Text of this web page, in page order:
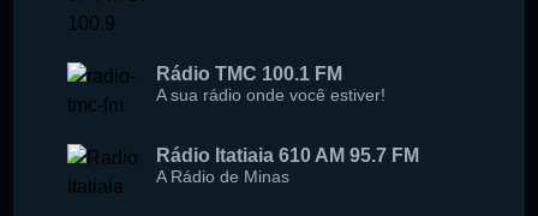
Rádio TMC 100.1 FM
A sua rádio onde você estiver!
Rádio Itatiaia 610 AM 95.7 FM
A Rádio de Minas